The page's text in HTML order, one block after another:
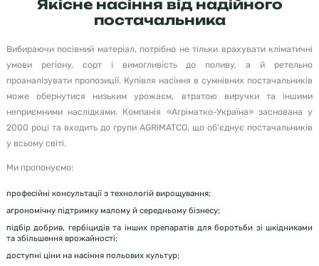
Якісне насіння від надійного
постачальника
Вибираючи посівний матеріал, потрібно не тільки врахувати кліматичні
умови регіону, сорт і вимогливість до поливу, а й ретельно
проаналізувати пропозиції. Купівля насіння в сумнівних постачальників
може обернутися низьким урожаєм, втратою виручки та іншими
неприємними наслідками. Компанія «Агріматко-Україна» заснована у
2000 році та входить до групи AGRIMATCO, що об'єднує постачальників
у всьому світі.
Ми пропонуємо:
професійні консультації з технологій вирощування;
агрономічну підтримку малому й середньому бізнесу;
підбір добрив, гербіцидів та інших препаратів для боротьби зі шкідниками
та збільшення врожайності;
доступні ціни на насіння польових культур;